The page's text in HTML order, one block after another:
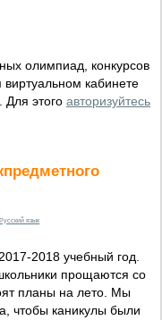
олимпиад, конкурсов
кабинете
этого авторизуйтесь
Русский язык
2018 учебный год.
прощаются со
планы на лето. Мы
чтобы каникулы были